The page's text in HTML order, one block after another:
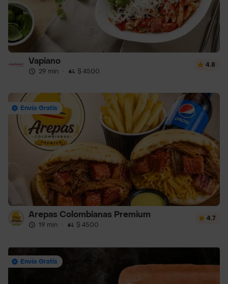
Vapiano
29 min · $ 4500
4.8
Envío Gratis
Arepas Colombianas Premium
19 min · $ 4500
4.7
Envío Gratis